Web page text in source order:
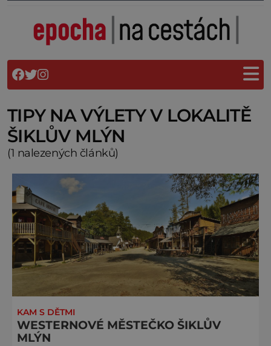
TIPY NA VÝLETY V LOKALITĚ
ŠIKLŮV MLÝN
(1 nalezených článků)
KAM S DĚTMI
WESTERNOVÉ MĚSTEČKO ŠIKLŮV
MLÝN